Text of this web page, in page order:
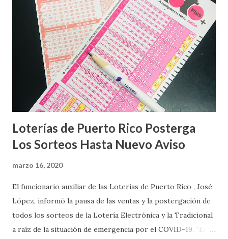
Loterías de Puerto Rico Posterga
Los Sorteos Hasta Nuevo Aviso
marzo 16, 2020
El funcionario auxiliar de las Loterías de Puerto Rico , José
López, informó la pausa de las ventas y la postergación de
todos los sorteos de la Lotería Electrónica y la Tradicional
a raíz de la situación de emergencia por el COVID-19. “En